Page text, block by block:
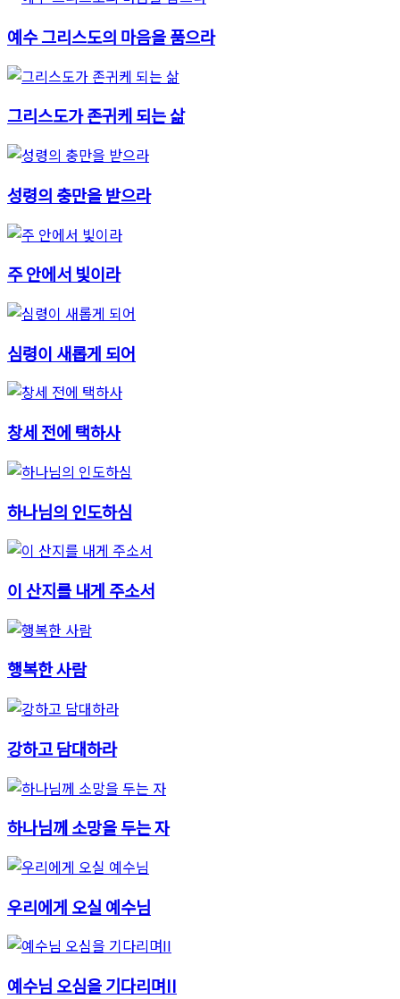
예수 그리스도의 마음을 품으라
그리스도가 존귀케 되는 삶
성령의 충만을 받으라
주 안에서 빛이라
심령이 새롭게 되어
창세 전에 택하사
하나님의 인도하심
이 산지를 내게 주소서
행복한 사람
강하고 담대하라
하나님께 소망을 두는 자
우리에게 오실 예수님
예수님 오심을 기다리며II